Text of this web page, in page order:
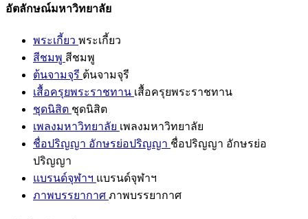
อัตลักษณ์มหาวิทยาลัย
พระเกี้ยว พระเกี้ยว
สีชมพู สีชมพู
ต้นจามจุรี ต้นจามจุรี
เสื้อครุยพระราชทาน เสื้อครุยพระราชทาน
ชุดนิสิต ชุดนิสิต
เพลงมหาวิทยาลัย เพลงมหาวิทยาลัย
ชื่อปริญญา อักษรย่อปริญญา ชื่อปริญญา อักษรย่อ
ปริญญา
แบรนด์จุฬาฯ แบรนด์จุฬาฯ
ภาพบรรยากาศ ภาพบรรยากาศ